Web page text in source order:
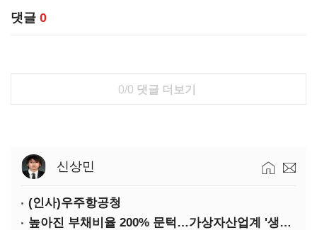
댓글 0
0/0 댓글 더보기
신상민
(인사)우주항공청
높아진 부채비율 200% 문턱…가상자산업계 '생존 시험대'